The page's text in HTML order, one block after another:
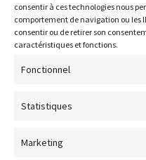
consentir à ces technologies nous
comportement de navigation ou les
consentir ou de retirer son
caractéristiques et fonctions.
Fonctionnel
Statistiques
Marketing
Politique de confidentialité
Paiement sécurisé